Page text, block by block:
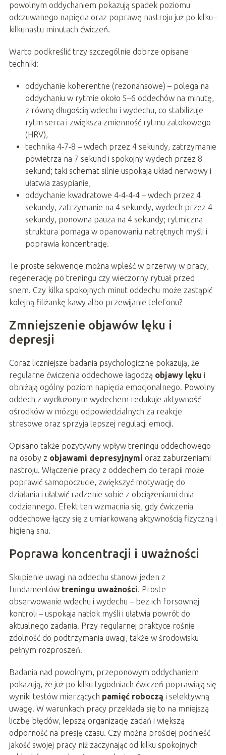
powolnym oddychaniem pokazują spadek poziomu
odczuwanego napięcia oraz poprawę nastroju już po kilku–
kilkunastu minutach ćwiczeń.
Warto podkreślić trzy szczególnie dobrze opisane
techniki:
oddychanie koherentne (rezonansowe) – polega na
oddychaniu w rytmie około 5–6 oddechów na minutę,
z równą długością wdechu i wydechu, co stabilizuje
rytm serca i zwiększa zmienność rytmu zatokowego
(HRV),
technika 4‑7‑8 – wdech przez 4 sekundy, zatrzymanie
powietrza na 7 sekund i spokojny wydech przez 8
sekund; taki schemat silnie uspokaja układ nerwowy i
ułatwia zasypianie,
oddychanie kwadratowe 4‑4‑4‑4 – wdech przez 4
sekundy, zatrzymanie na 4 sekundy, wydech przez 4
sekundy, ponowna pauza na 4 sekundy; rytmiczna
struktura pomaga w opanowaniu natrętnych myśli i
poprawia koncentrację.
Te proste sekwencje można wpleść w przerwy w pracy,
regenerację po treningu czy wieczorny rytuał przed
snem. Czy kilka spokojnych minut oddechu może zastąpić
kolejną filiżankę kawy albo przewijanie telefonu?
Zmniejszenie objawów lęku i
depresji
Coraz liczniejsze badania psychologiczne pokazują, że
regularne ćwiczenia oddechowe łagodzą objawy lęku i
obniżają ogólny poziom napięcia emocjonalnego. Powolny
oddech z wydłużonym wydechem redukuje aktywność
ośrodków w mózgu odpowiedzialnych za reakcje
stresowe oraz sprzyja lepszej regulacji emocji.
Opisano także pozytywny wpływ treningu oddechowego
na osoby z objawami depresyjnymi oraz zaburzeniami
nastroju. Włączenie pracy z oddechem do terapii może
poprawić samopoczucie, zwiększyć motywację do
działania i ułatwić radzenie sobie z obciążeniami dnia
codziennego. Efekt ten wzmacnia się, gdy ćwiczenia
oddechowe łączy się z umiarkowaną aktywnością fizyczną i
higieną snu.
Poprawa koncentracji i uważności
Skupienie uwagi na oddechu stanowi jeden z
fundamentów treningu uważności. Proste
obserwowanie wdechu i wydechu – bez ich forsownej
kontroli – uspokaja natłok myśli i ułatwia powrót do
aktualnego zadania. Przy regularnej praktyce rośnie
zdolność do podtrzymania uwagi, także w środowisku
pełnym rozproszeń.
Badania nad powolnym, przeponowym oddychaniem
pokazują, że już po kilku tygodniach ćwiczeń poprawiają się
wyniki testów mierzących pamięć roboczą i selektywną
uwagę. W warunkach pracy przekłada się to na mniejszą
liczbę błędów, lepszą organizację zadań i większą
odporność na presję czasu. Czy można prościej podnieść
jakość swojej pracy niż zaczynając od kilku spokojnych